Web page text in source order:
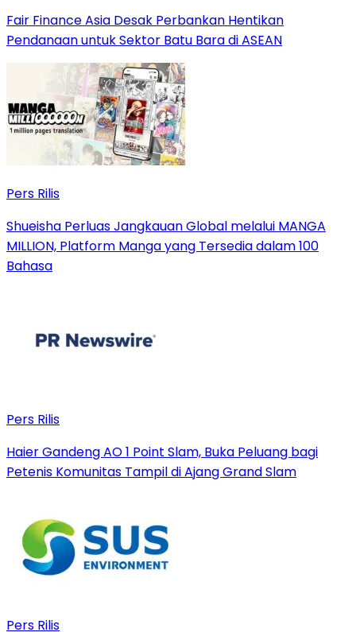
Fair Finance Asia Desak Perbankan Hentikan
Pendanaan untuk Sektor Batu Bara di ASEAN
Pers Rilis
Shueisha Perluas Jangkauan Global melalui MANGA
MILLION, Platform Manga yang Tersedia dalam 100
Bahasa
Pers Rilis
Haier Gandeng AO 1 Point Slam, Buka Peluang bagi
Petenis Komunitas Tampil di Ajang Grand Slam
Pers Rilis